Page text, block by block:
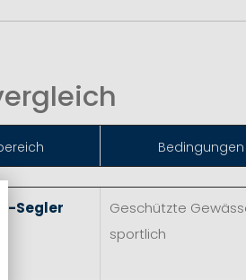
Bedingungen
Segler
Geschützte
sportlich